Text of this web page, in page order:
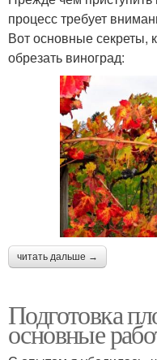
процесс требует
Вот основные секреты,
обрезать виноград:
читать дальше →
Подготовка
основные